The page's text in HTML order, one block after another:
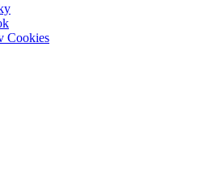
Cookies